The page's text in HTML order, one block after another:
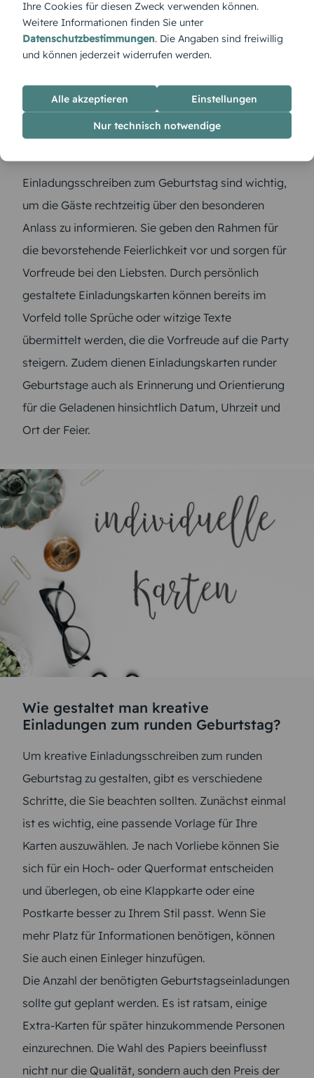
Warum sind Einladungen zum runden
Einladungsschreiben zum Geburtstag sind wichtig,
um die Gäste rechtzeitig über den besonderen
Anlass zu informieren. Sie geben den Rahmen für
die bevorstehende Feierlichkeit vor und sorgen für
Vorfreude bei den Liebsten. Durch persönlich
gestaltete Einladungskarten können bereits im
Vorfeld tolle Sprüche oder witzige Texte
übermittelt werden, die die Vorfreude auf die Party
steigern. Zudem dienen Einladungskarten runder
Geburtstage auch als Erinnerung und Orientierung
für die Geladenen hinsichtlich Datum, Uhrzeit und
Ort der Feier.
Wie gestaltet man kreative
Einladungen zum runden Geburtstag?
Um kreative Einladungsschreiben zum runden
Geburtstag zu gestalten, gibt es verschiedene
Schritte, die Sie beachten sollten. Zunächst einmal
ist es wichtig, eine passende Vorlage für Ihre
Karten auszuwählen. Je nach Vorliebe können Sie
sich für ein Hoch- oder Querformat entscheiden
und überlegen, ob eine Klappkarte oder eine
Postkarte besser zu Ihrem Stil passt. Wenn Sie
mehr Platz für Informationen benötigen, können
Sie auch einen Einleger hinzufügen.
Die Anzahl der benötigten Geburtstagseinladungen
sollte gut geplant werden. Es ist ratsam, einige
Extra-Karten für später hinzukommende Personen
einzurechnen. Die Wahl des Papiers beeinflusst
nicht nur die Qualität, sondern auch den Preis der
Ihre Cookies für diesen Zweck verwenden können.
Weitere Informationen finden Sie unter
Datenschutzbestimmungen. Die Angaben sind freiwillig
und können jederzeit widerrufen werden.
Alle akzeptieren Einstellungen
Nur technisch notwendige